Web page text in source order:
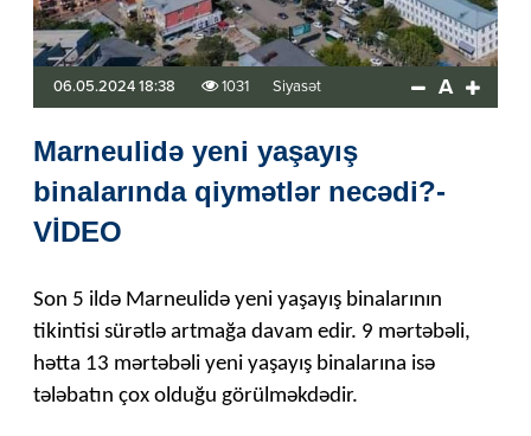
06.05.2024 18:38 1031 Siyasət A
Marneulidə yeni yaşayış
binalarında qiymətlər necədi?-
VİDEO
Son 5 ildə Marneulidə yeni yaşayış binalarının
tikintisi sürətlə artmağa davam edir. 9 mərtəbəli,
hətta 13 mərtəbəli yeni yaşayış binalarına isə
tələbatın çox olduğu görülməkdədir.